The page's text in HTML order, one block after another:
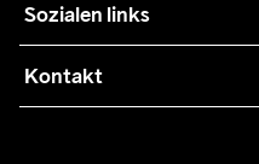
Zusammenarbeit
Press
Retouren
Kundendienst
Sozialen links
Kontakt